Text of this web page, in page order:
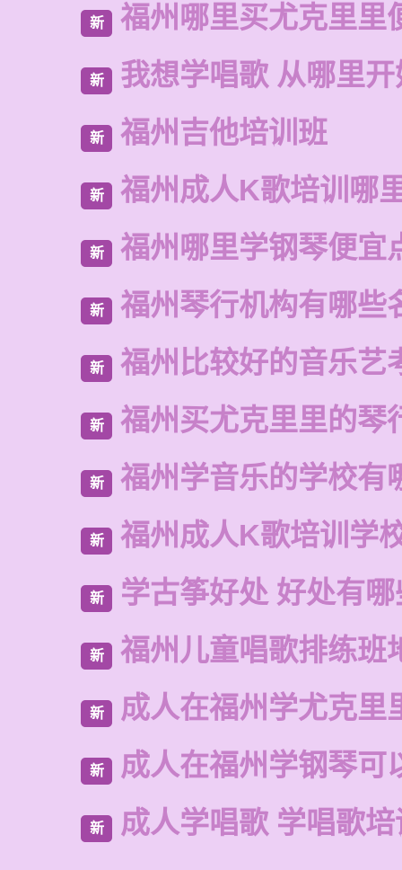
新 福州哪里买尤克里里
新 我想学唱歌 从哪里开
新 福州吉他培训班
新 福州成人K歌培训哪
新 福州哪里学钢琴便宜
新 福州琴行机构有哪些
新 福州比较好的音乐艺
新 福州买尤克里里的琴
新 福州学音乐的学校有
新 福州成人K歌培训学
新 学古筝好处 好处有哪
新 福州儿童唱歌排练班
新 成人在福州学尤克里
新 成人在福州学钢琴可
新 成人学唱歌 学唱歌